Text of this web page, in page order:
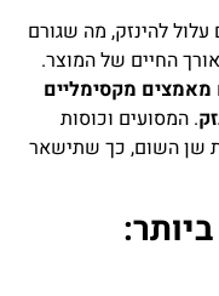
להינזק, מה שגורם
החיים של המוצר.
מאמצים מקסימליים
. המסועים וכוסות
שן השום, כך שתישאר